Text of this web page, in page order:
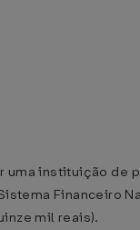
uma instituição de
Financeiro
mil reais).